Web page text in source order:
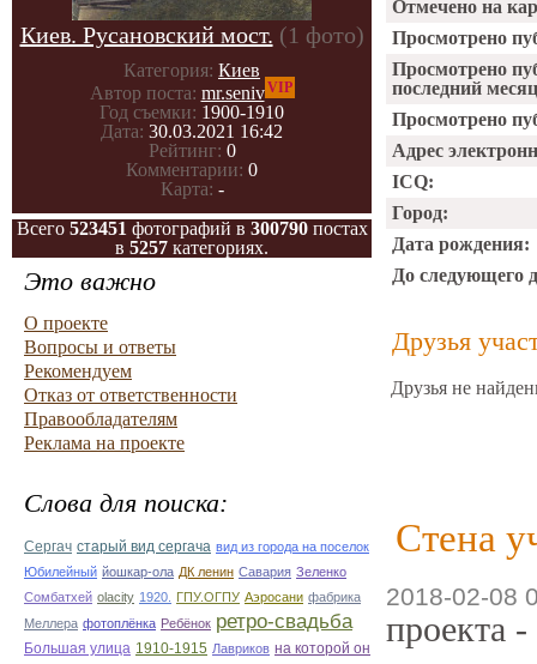
Киев. Русановский мост. (1 фото)
Категория: Киев
Автор поста: mr.senivVIP
Год съемки: 1900-1910
Дата: 30.03.2021 16:42
Рейтинг: 0
Комментарии: 0
Карта: -
Всего 523451 фотографий в 300790постах
в 5257 категориях.
Это важно
О проекте
Вопросы и ответы
Рекомендуем
Отказ от ответственности
Правообладателям
Реклама на проекте
Слова для поиска:
Сергач старый вид сергача вид из города на поселок
Юбилейный йошкар-ола ДК ленин Савария Зеленко
Сомбатхей olacity 1920. ГПУ.ОГПУ Аэросани фабрика
Меллера фотоплёнка Ребёнок ретро-свадьба
Большая улица 1910-1915 Лавриков на которой он
Отмечено на
Просмотрено
Просмотрено
последний
Просмотрено
Адрес
ICQ:
Город:
Дата рождения:
До следующего
Друзья
Друзья не
Стена
2018-02-08
проекта